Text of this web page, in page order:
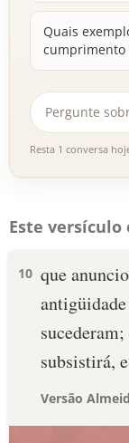
Quais
cumprimento
Resta 1 conversa
Este
10 que
subsistirá,
Versão